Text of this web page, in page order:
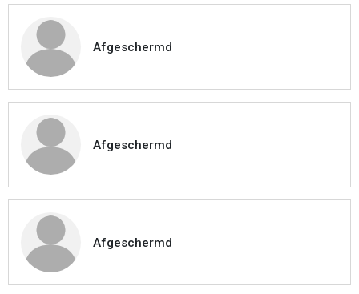
Afgeschermd
Afgeschermd
Afgeschermd